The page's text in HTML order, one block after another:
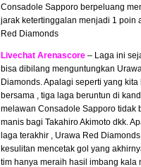
Consadole Sapporo berpeluang
jarak ketertinggalan menjadi 1 poin
Red Diamonds
Livechat Arenascore – Laga ini
bisa dibilang menguntungkan
Diamonds. Apalagi seperti yang kita
bersama , tiga laga beruntun di
melawan Consadole Sapporo tidak
manis bagi Takahiro Akimoto dkk.
laga terakhir , Urawa Red
kesulitan mencetak gol yang
tim hanya meraih hasil imbang kala